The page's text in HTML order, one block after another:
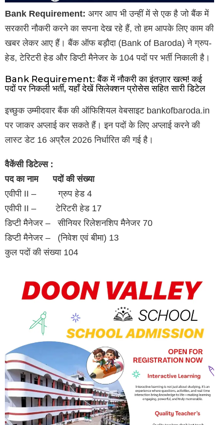
Bank Requirement: अगर आप भी उन्हीं में से एक है जो बैंक में
सरकारी नौकरी करने का सपना देख रहे हैं, तो हम आपके लिए काम की
खबर लेकर आए हैं। बैंक ऑफ बड़ौदा (Bank of Baroda) ने ग्रुप-
हेड, टेरिटरी हेड और डिप्टी मैनेजर के 104 पदों पर भर्ती निकाली है।
Bank Requirement: बैंक में नौकरी का इंतज़ार खत्म! कई
पदों पर निकली भर्ती, यहाँ देखें सिलेक्शन प्रोसेस सहित सारी डिटेल
इच्छुक उम्मीदवार बैंक की ऑफिशियल वेबसाइट bankofbaroda.in
पर जाकर अप्लाई कर सकते हैं। इन पदों के लिए अप्लाई करने की
लास्ट डेट 16 अप्रैल 2026 निर्धारित की गई है।
वैकेंसी डिटेल्स :
पद का नाम पदों की संख्या
एवीपी II – ग्रुप हेड 4
एवीपी II – टेरिटरी हेड 17
डिप्टी मैनेजर – सीनियर रिलेशनशिप मैनेजर 70
डिप्टी मैनेजर – (निवेश एवं बीमा) 13
कुल पदों की संख्या 104